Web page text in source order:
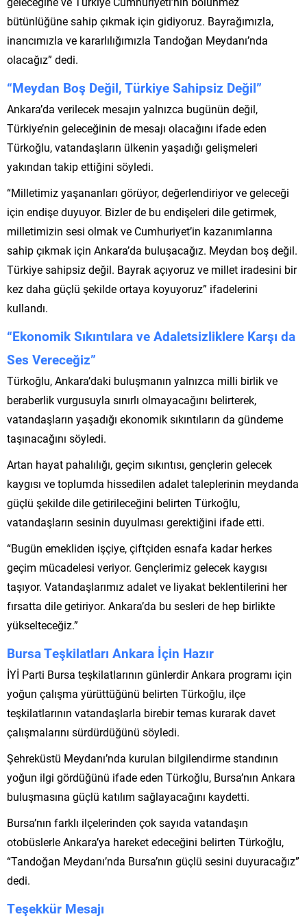
bütünlüğüne sahip çıkmak için gidiyoruz. Bayrağımızla,
inancımızla ve kararlılığımızla Tandoğan Meydanı’nda
olacağız” dedi.
“Meydan Boş Değil, Türkiye Sahipsiz Değil”
Ankara’da verilecek mesajın yalnızca bugünün değil,
Türkiye’nin geleceğinin de mesajı olacağını ifade eden
Türkoğlu, vatandaşların ülkenin yaşadığı gelişmeleri
yakından takip ettiğini söyledi.
“Milletimiz yaşananları görüyor, değerlendiriyor ve geleceği
için endişe duyuyor. Bizler de bu endişeleri dile getirmek,
milletimizin sesi olmak ve Cumhuriyet’in kazanımlarına
sahip çıkmak için Ankara’da buluşacağız. Meydan boş değil.
Türkiye sahipsiz değil. Bayrak açıyoruz ve millet iradesini bir
kez daha güçlü şekilde ortaya koyuyoruz” ifadelerini
kullandı.
“Ekonomik Sıkıntılara ve Adaletsizliklere Karşı da
Ses Vereceğiz”
Türkoğlu, Ankara’daki buluşmanın yalnızca milli birlik ve
beraberlik vurgusuyla sınırlı olmayacağını belirterek,
vatandaşların yaşadığı ekonomik sıkıntıların da gündeme
taşınacağını söyledi.
Artan hayat pahalılığı, geçim sıkıntısı, gençlerin gelecek
kaygısı ve toplumda hissedilen adalet taleplerinin meydanda
güçlü şekilde dile getirileceğini belirten Türkoğlu,
vatandaşların sesinin duyulması gerektiğini ifade etti.
“Bugün emekliden işçiye, çiftçiden esnafa kadar herkes
geçim mücadelesi veriyor. Gençlerimiz gelecek kaygısı
taşıyor. Vatandaşlarımız adalet ve liyakat beklentilerini her
fırsatta dile getiriyor. Ankara’da bu sesleri de hep birlikte
yükselteceğiz.”
Bursa Teşkilatları Ankara İçin Hazır
İYİ Parti Bursa teşkilatlarının günlerdir Ankara programı için
yoğun çalışma yürüttüğünü belirten Türkoğlu, ilçe
teşkilatlarının vatandaşlarla birebir temas kurarak davet
çalışmalarını sürdürdüğünü söyledi.
Şehreküstü Meydanı’nda kurulan bilgilendirme standının
yoğun ilgi gördüğünü ifade eden Türkoğlu, Bursa’nın Ankara
buluşmasına güçlü katılım sağlayacağını kaydetti.
Bursa’nın farklı ilçelerinden çok sayıda vatandaşın
otobüslerle Ankara’ya hareket edeceğini belirten Türkoğlu,
“Tandoğan Meydanı’nda Bursa’nın güçlü sesini duyuracağız”
dedi.
Teşekkür Mesajı